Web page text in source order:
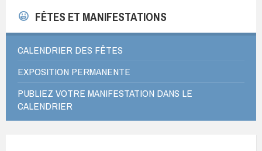
FÊTES ET MANIFESTATIONS
CALENDRIER DES FÊTES
EXPOSITION PERMANENTE
PUBLIEZ VOTRE MANIFESTATION DANS LE
CALENDRIER